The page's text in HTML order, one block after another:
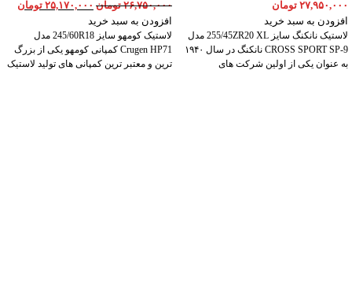
۲۷,۹۵۰,۰۰۰ تومان
افزودن به سبد خرید
لاستیک نانکنگ سایز 255/45ZR20 XL مدل
CROSS SPORT SP-9 نانکنگ در سال ۱۹۴۰
به عنوان یکی از اولین شرکت های
۲۶,۷۵۰,۰۰۰ تومان ۲۵,۱۷۰,۰۰۰ تومان
افزودن به سبد خرید
لاستیک کومهو سایز 245/60R18 مدل
Crugen HP71 کمپانی کومهو یکی از بزرگ
ترین و معتبر ترین کمپانی های تولید لاستیک